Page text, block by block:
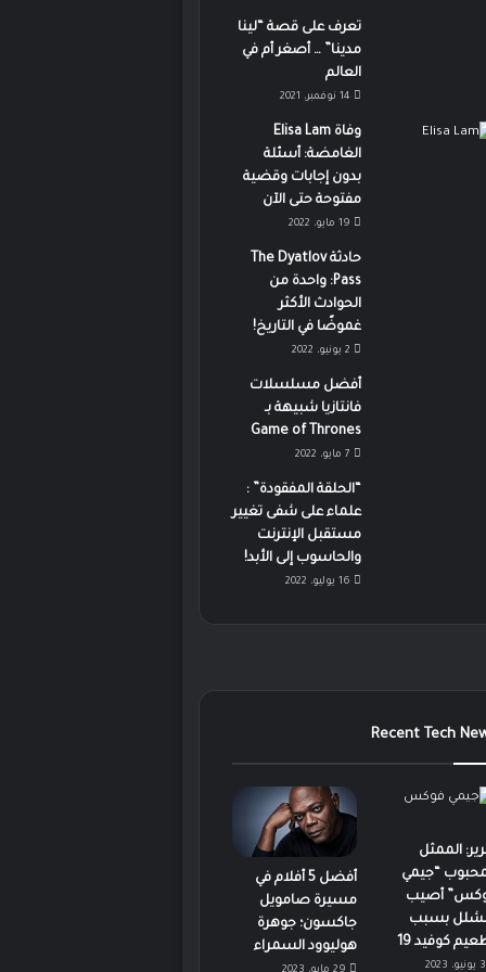
تعرف على قصة “لينا
مدينا” … أصغر أم في
العالم
14 نوفمبر، 2021
وفاة Elisa Lam
الغامضة: أسئلة
بدون إجابات وقضية
مفتوحة حتى الآن
19 مايو، 2022
حادثة The Dyatlov
Pass: واحدة من
الحوادث الأكثر
غموضًا في التاريخ!
2 يونيو، 2022
أفضل مسلسلات
فانتازيا شبيهة بـ
Game of Thrones
7 مايو، 2022
“الحلقة المفقودة” :
علماء على شفى تغيير
مستقبل الإنترنت
والحاسوب إلى الأبد!
16 يوليو، 2022
Recent Tech
الممثل
“جيمي
أصيب
بسبب
كوفيد 19
3 يونيو، 2023
أفضل 5 أفلام في
مسيرة صامويل
جاكسون؛ جوهرة
هوليوود السمراء